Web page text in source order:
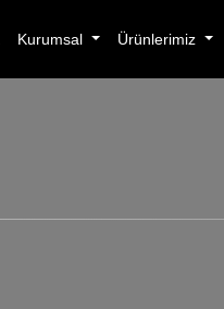
Kurumsal Ürünlerimiz